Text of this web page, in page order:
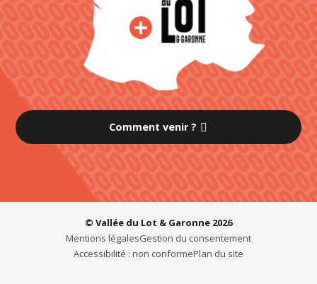
Comment venir ?
© Vallée du Lot & Garonne 2026
Mentions légalesGestion du consentement
Accessibilité : non conformePlan du site